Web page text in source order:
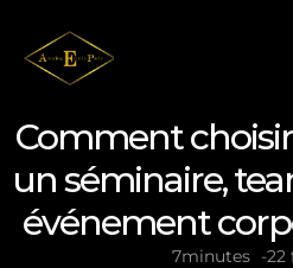
Comment
un séminaire,
événement
-
7minutes 22